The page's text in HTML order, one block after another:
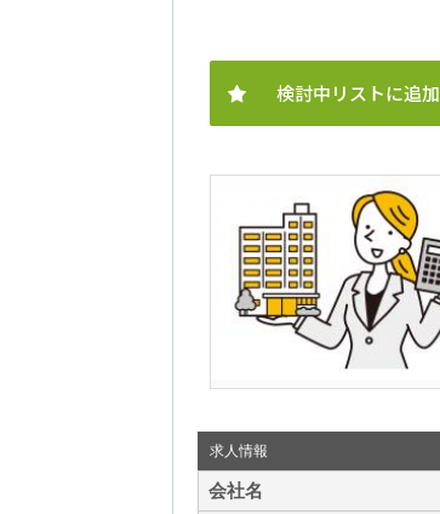
検討中リストに追加
求人情報
会社名